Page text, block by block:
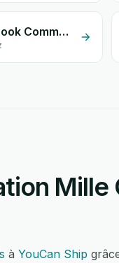
Mille CoLis + Facebook Comments
Mille
à YouCan Ship